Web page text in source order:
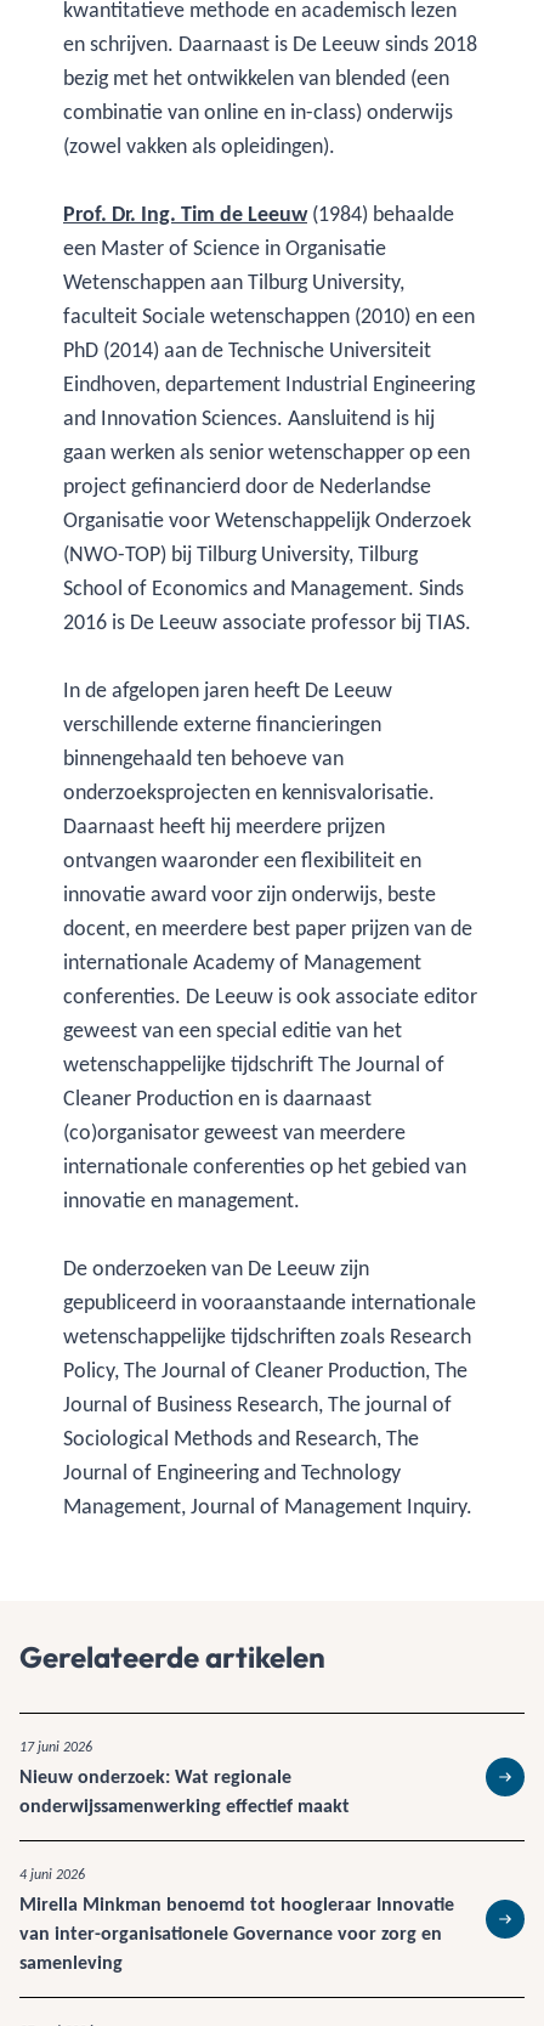
kwantitatieve methode en academisch lezen
en schrijven. Daarnaast is De Leeuw sinds 2018
bezig met het ontwikkelen van blended (een
combinatie van online en in-class) onderwijs
(zowel vakken als opleidingen).
Prof. Dr. Ing. Tim de Leeuw(1984) behaalde
een Master of Science in Organisatie
Wetenschappen aan Tilburg University,
faculteit Sociale wetenschappen (2010) en een
PhD (2014) aan de Technische Universiteit
Eindhoven, departement Industrial Engineering
and Innovation Sciences. Aansluitend is hij
gaan werken als senior wetenschapper op een
project gefinancierd door de Nederlandse
Organisatie voor Wetenschappelijk Onderzoek
(NWO-TOP) bij Tilburg University, Tilburg
School of Economics and Management. Sinds
2016 is De Leeuw associate professor bij TIAS.
In de afgelopen jaren heeft De Leeuw
verschillende externe financieringen
binnengehaald ten behoeve van
onderzoeksprojecten en kennisvalorisatie.
Daarnaast heeft hij meerdere prijzen
ontvangen waaronder een flexibiliteit en
innovatie award voor zijn onderwijs, beste
docent, en meerdere best paper prijzen van de
internationale Academy of Management
conferenties. De Leeuw is ook associate editor
geweest van een special editie van het
wetenschappelijke tijdschrift The Journal of
Cleaner Production en is daarnaast
(co)organisator geweest van meerdere
internationale conferenties op het gebied van
innovatie en management.
De onderzoeken van De Leeuw zijn
gepubliceerd in vooraanstaande internationale
wetenschappelijke tijdschriften zoals Research
Policy, The Journal of Cleaner Production, The
Journal of Business Research, The journal of
Sociological Methods and Research, The
Journal of Engineering and Technology
Management, Journal of Management Inquiry.
Gerelateerde artikelen
17 juni 2026
Nieuw onderzoek: Wat regionale
onderwijssamenwerking effectief maakt
Lees
4 juni 2026
Mirella Minkman benoemd tot hoogleraar Innovatie
van inter-organisationele Governance voor zorg en
samenleving
Lees